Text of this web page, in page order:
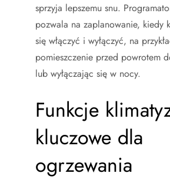
sprzyja lepszemu snu.
pozwala na zaplanowanie, kiedy
się włączyć i wyłączyć, na
pomieszczenie przed powrotem
lub wyłączając się w nocy.
Funkcje
kluczowe dla
ogrzewania